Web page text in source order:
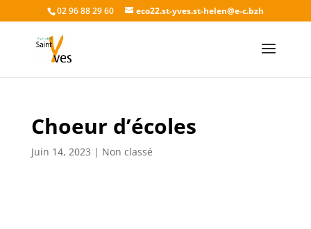
02 96 88 29 60 eco22.st-yves.st-helen@e-c.bzh
Choeur d’écoles
Juin 14, 2023 | Non classé